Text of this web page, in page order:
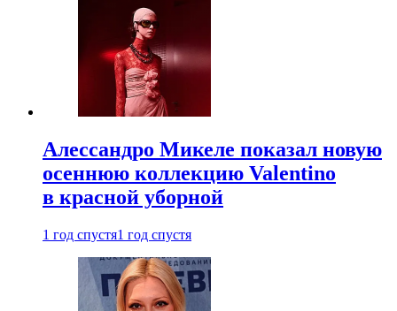
Алессандро Микеле показал новую
осеннюю коллекцию Valentino
в красной уборной
1 год спустя1 год спустя